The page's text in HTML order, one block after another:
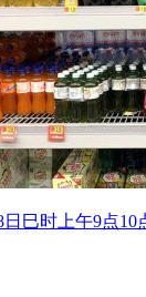
日巳时上午9点